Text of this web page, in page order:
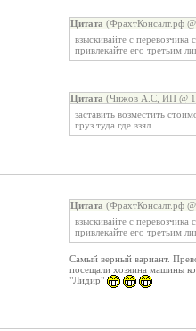
Цитата (ФрахтКонсалт.рф
взыскивайте с перевозчика
привлекайте его третьим
Цитата (Чижов А.С, ИП @
заставить возместить
груз туда где взял
Цитата (ФрахтКонсалт.рф
взыскивайте с перевозчика
привлекайте его третьим
Самый верный вариант.
посещали хозяина машины
"Лидир"